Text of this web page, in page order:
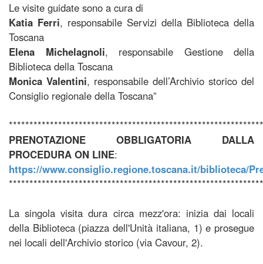
Le visite guidate sono a cura di
Katia Ferri, responsabile Servizi della Biblioteca della
Toscana
Elena Michelagnoli, responsabile Gestione della
Biblioteca della Toscana
Monica Valentini, responsabile dell’Archivio storico del
Consiglio regionale della Toscana”
PRENOTAZIONE OBBLIGATORIA DALLA
PROCEDURA ON LINE:
https://www.consiglio.regione.toscana.it/biblioteca/
La singola visita dura circa mezz'ora: inizia dai locali
della Biblioteca (piazza dell'Unità italiana, 1) e prosegue
nei locali dell'Archivio storico (via Cavour, 2).